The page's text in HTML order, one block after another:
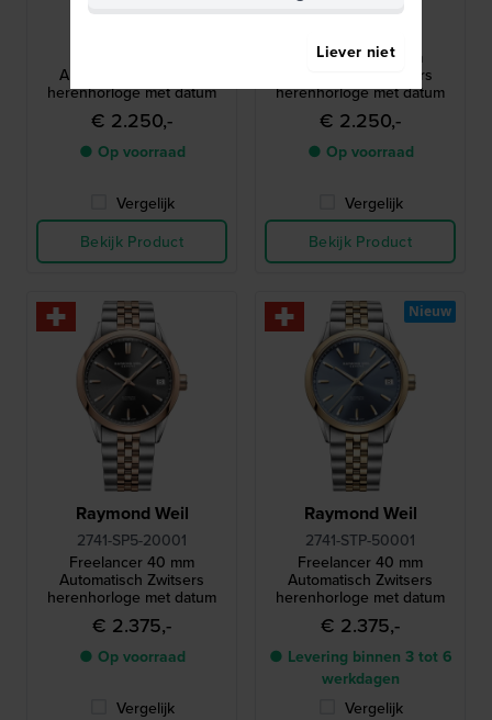
Raymond Weil
Automatisch Zwitsers
herenhorloge met datum
€ 2.250,-
● Op voorraad
Vergelijk
Bekijk Product
Raymond Weil
Freelancer 40 mm
Automatisch Zwitsers
herenhorloge met datum
€ 2.250,-
● Op voorraad
Vergelijk
Bekijk Product
Raymond Weil
2741-SP5-20001
Freelancer 40 mm
Automatisch Zwitsers
herenhorloge met datum
€ 2.375,-
● Op voorraad
Vergelijk
Raymond Weil
2741-STP-50001
Freelancer 40 mm
Automatisch Zwitsers
herenhorloge met datum
€ 2.375,-
● Levering binnen 3 tot 6
werkdagen
Vergelijk
Nieuw
Liever niet